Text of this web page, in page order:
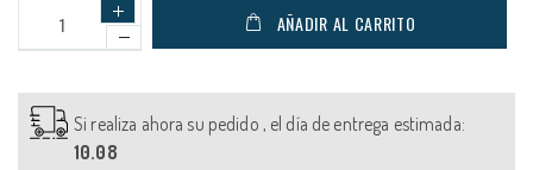
AÑADIR AL CARRITO
Si realiza ahora su pedido , el día de entrega estimada:
10.08